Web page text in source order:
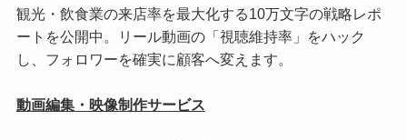
観光・飲食業の来店率を最大化する10万文字の戦略レポ
ートを公開中。リール動画の「視聴維持率」をハック
し、フォロワーを確実に顧客へ変えます。
動画編集・映像制作サービス